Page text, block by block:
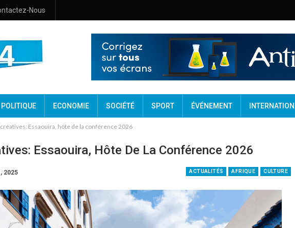
Nous
POLITIQUE ECONOMIE SOCIÉTÉ SPORT ÉVÉNEMENT
Essaouira, hôte de la conférence 2026
Essaouira, Hôte De La Conférence 2026
ACTUALITÉS AFRIQUE CULTURE
2025